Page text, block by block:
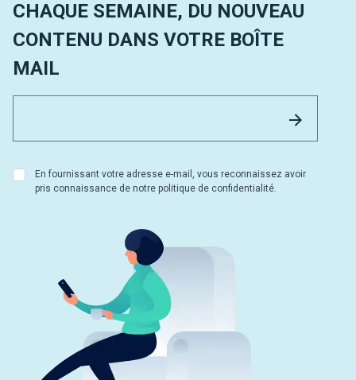
CHAQUE SEMAINE, DU NOUVEAU
CONTENU DANS VOTRE BOÎTE
MAIL
En fournissant votre adresse e-mail, vous reconnaissez avoir
pris connaissance de notre politique de confidentialité.